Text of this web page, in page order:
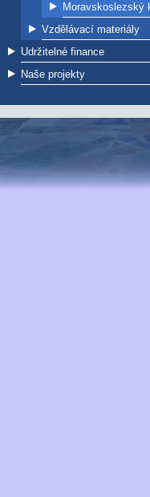
Moravskoslezský
Vzdělávací materiály
Udržitelné finance
Naše projekty